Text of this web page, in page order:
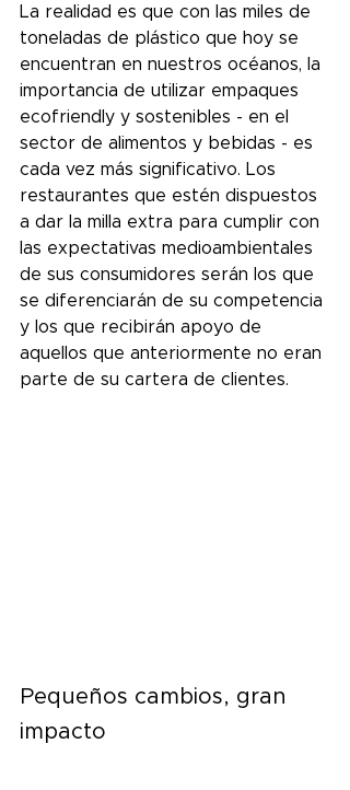
La realidad es que con las miles de
toneladas de plástico que hoy se
encuentran en nuestros océanos, la
importancia de utilizar empaques
ecofriendly y sostenibles - en el
sector de alimentos y bebidas - es
cada vez más significativo. Los
restaurantes que estén dispuestos
a dar la milla extra para cumplir con
las expectativas medioambientales
de sus consumidores serán los que
se diferenciarán de su competencia
y los que recibirán apoyo de
aquellos que anteriormente no eran
parte de su cartera de clientes.
Pequeños cambios, gran
impacto